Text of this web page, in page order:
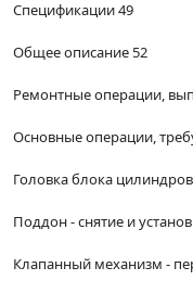
Спецификации 49
Общее описание 52
Ремонтные операции,
Основные операции,
Головка блока
Поддон - снятие и
Клапанный механизм -